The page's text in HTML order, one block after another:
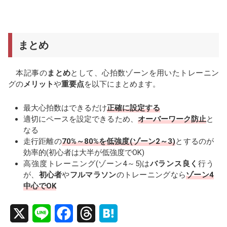
まとめ
本記事のまとめとして、心拍数ゾーンを用いたトレーニン
グのメリットや重要点を以下にまとめます。
最大心拍数はできるだけ正確に設定する
適切にペースを設定できるため、 オーバーワーク防止と
なる
走行距離の70%～80%を低強度(ゾーン2～3)とするのが
効率的(初心者は大半が低強度でOK)
高強度トレーニング(ゾーン4～5)はバランス良く行う
が、 初心者やフルマラソンのトレーニングならゾーン4
中心でOK